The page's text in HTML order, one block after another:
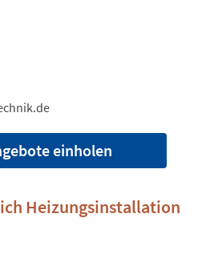
einholen
Heizungsinstallation